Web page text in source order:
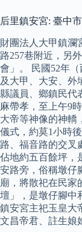
后里鎮安宮: 臺中
財團法人大甲鎮瀾
路257巷附近，另
會」。 民國52年
及大甲、大安、外
縣議員、鄉鎮民代
麻帶孝，至上午9
大帝等神像的神轎
儀式，約莫1小時
路、福音路的交叉
佔地約五百餘坪，
安路旁，俗稱墩仔
廟，將散祀在民家
壇」，是墩仔腳中
鎮安宮主祀玉皇大
文昌帝君、註生娘